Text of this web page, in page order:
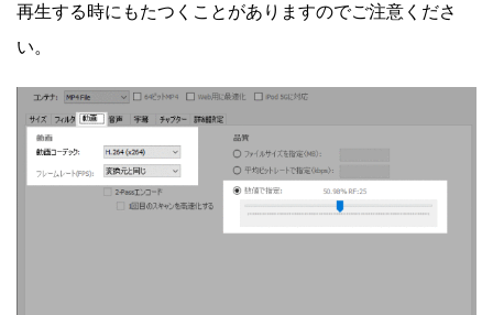
再生する時にもたつくことがありますのでご注意くださ
い。